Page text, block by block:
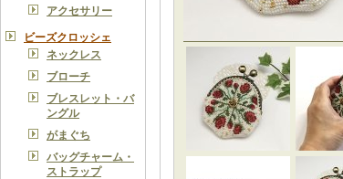
アクセサリー
ビーズクロッシェ
ネックレス
ブローチ
ブレスレット・バ
ングル
がまぐち
バッグチャーム・
ストラップ